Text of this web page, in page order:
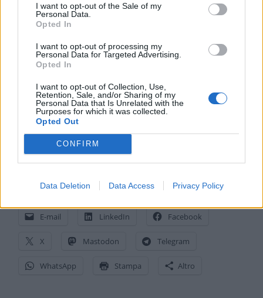
I want to opt-out of the Sale of my
Personal Data.
Opted In
I want to opt-out of processing my
Personal Data for Targeted Advertising.
Opted In
I want to opt-out of Collection, Use,
Retention, Sale, and/or Sharing of my
Personal Data that Is Unrelated with the
Purposes for which it was collected.
Opted Out
CONFIRM
Data Deletion Data Access Privacy Policy
migrazione dei carichi di lavoro mission-critical verso il cloud. Si
tratta di soluzioni che si distinguono per l’elevata sicurezza
integrata fin dalla progettazione, prestazioni superiori, alta
disponibilità e costi ridotti, ideali per supportare carichi di
organizzazioni pubbliche.
Nell’ambito della collaborazione, TIM utilizzerà Oracle Cloud
Infrastructure anche per migrare in cloud alcune delle
applicazioni interne del Gruppo.
Immagine di su licenzaDepositphotos
E-mail LinkedIn Facebook
X Mastodon Telegram
WhatsApp Stampa Altro